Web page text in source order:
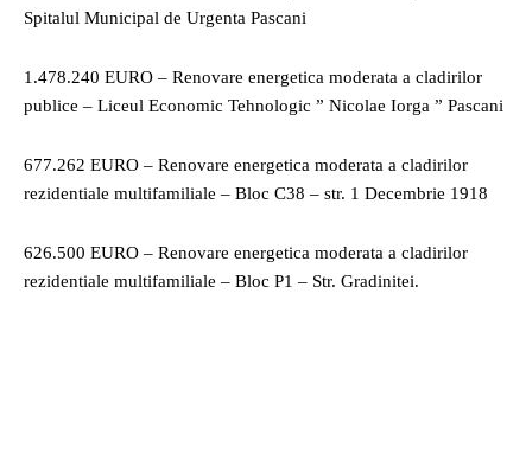
Spitalul Municipal de Urgenta Pascani
1.478.240 EURO – Renovare energetica moderata a cladirilor
publice – Liceul Economic Tehnologic ” Nicolae Iorga ” Pascani
677.262 EURO – Renovare energetica moderata a cladirilor
rezidentiale multifamiliale – Bloc C38 – str. 1 Decembrie 1918
626.500 EURO – Renovare energetica moderata a cladirilor
rezidentiale multifamiliale – Bloc P1 – Str. Gradinitei.